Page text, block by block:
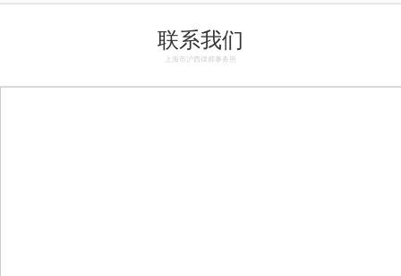
联系我们
上海市沪西律师事务所